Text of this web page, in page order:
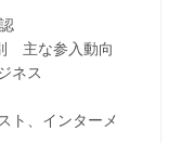
主な参入動向
ネス
ト、インターメ